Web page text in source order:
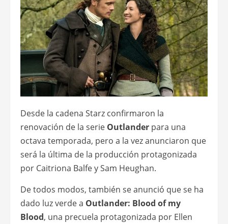
Desde la cadena Starz confirmaron la
renovación de la serie Outlander para una
octava temporada, pero a la vez anunciaron que
será la última de la producción protagonizada
por Caitriona Balfe y Sam Heughan.
De todos modos, también se anunció que se ha
dado luz verde a Outlander: Blood of my
Blood, una precuela protagonizada por Ellen